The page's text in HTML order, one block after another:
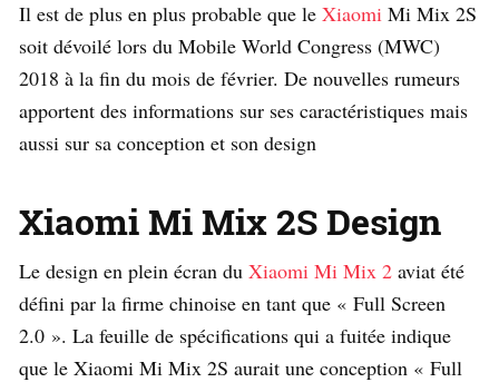
Il est de plus en plus probable que le Xiaomi Mi Mix 2S
soit dévoilé lors du Mobile World Congress (MWC)
2018 à la fin du mois de février. De nouvelles rumeurs
apportent des informations sur ses caractéristiques mais
aussi sur sa conception et son design
Xiaomi Mi Mix 2S Design
Le design en plein écran du Xiaomi Mi Mix 2 aviat été
défini par la firme chinoise en tant que « Full Screen
2.0 ». La feuille de spécifications qui a fuitée indique
que le Xiaomi Mi Mix 2S aurait une conception « Full